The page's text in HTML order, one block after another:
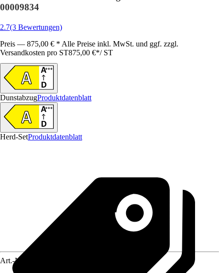
00009834
2.7(3 Bewertungen)
Preis — 875,00 € * Alle Preise inkl. MwSt. und ggf. zzgl.
Versandkosten pro ST875,00 €*/ ST
DunstabzugProduktdatenblatt
Herd-SetProduktdatenblatt
Art.-Nr.